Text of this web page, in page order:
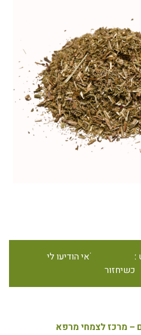
זמין במלאי הודיעו לי
כשיחזור
– מרכז לצמחי מרפא